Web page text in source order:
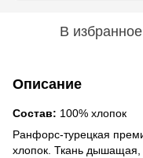
В избранное
Описание
Состав: 100% хлопок
Ранфорс-турецкая
хлопок. Ткань